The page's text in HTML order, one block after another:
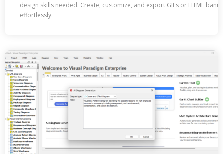
design skills needed. Create, customize, and export GIFs or HTML
effortlessly.